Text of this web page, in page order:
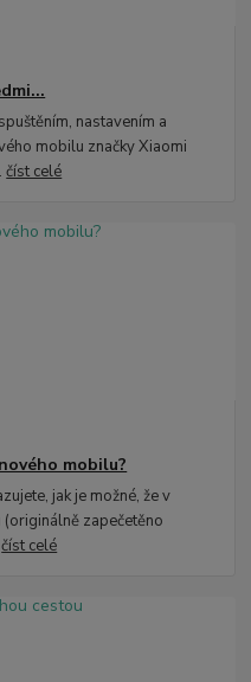
nastavením a
mobilu značky Xiaomi
číst celé
mobilu?
jak je možné, že v
zapečetěno
číst celé